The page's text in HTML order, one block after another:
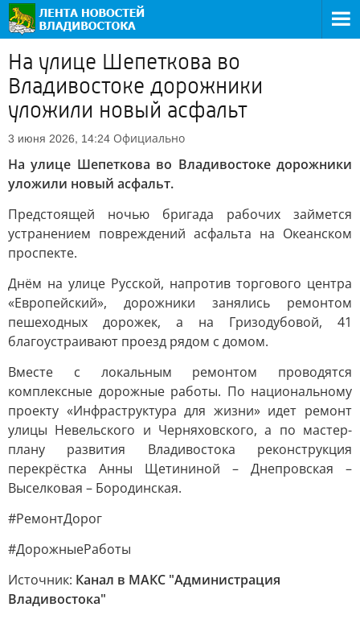
На улице Шепеткова во
Владивостоке дорожники
уложили новый асфальт
3 июня 2026, 14:24 Официально
На улице Шепеткова во Владивостоке дорожники
уложили новый асфальт.
Предстоящей ночью бригада рабочих займется
устранением повреждений асфальта на Океанском
проспекте.
Днём на улице Русской, напротив торгового центра
«Европейский», дорожники занялись ремонтом
пешеходных дорожек, а на Гризодубовой, 41
благоустраивают проезд рядом с домом.
Вместе с локальным ремонтом проводятся
комплексные дорожные работы. По национальному
проекту «Инфраструктура для жизни» идет ремонт
улицы Невельского и Черняховского, а по мастер-
плану развития Владивостока реконструкция
перекрёстка Анны Щетининой – Днепровская –
Выселковая – Бородинская.
#РемонтДорог
#ДорожныеРаботы
Источник: Канал в МАКС "Администрация
Владивостока"